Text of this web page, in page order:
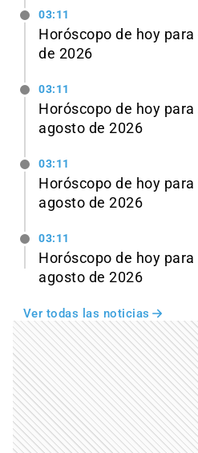
03:11
Horóscopo de hoy
de 2026
03:11
Horóscopo de hoy
agosto de 2026
03:11
Horóscopo de hoy
agosto de 2026
03:11
Horóscopo de hoy para
agosto de 2026
Ver todas las noticias